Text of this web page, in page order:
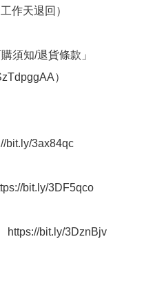
作天退回）
須知/退貨條款」
）
bit.ly/3ax84qc
bit.ly/3DF5qco
https://bit.ly/3DznBjv